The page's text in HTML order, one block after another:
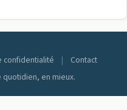
confidentialité |
Contact
en mieux.